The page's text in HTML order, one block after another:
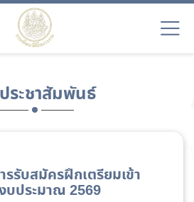
ระชาสัมพันธ์
รับสมัครฝึกเตรียมเข้า
บประมาณ 2569